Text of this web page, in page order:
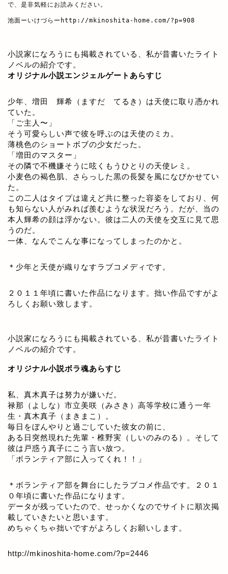
で、是非気軽にお読みください。
池面ーいけづらー http://mkinoshita-home.com/?p=908
小説家になろうにも掲載されている、私が昔書いたライト
ノベルの紹介です。
オリジナル小説エンジェルゲートあらすじ
少年、増田 輝希（ますだ てるき）は天使に取り憑かれ
ていた。
「ご主人〜」
そう可愛らしい声で彼を呼ぶのは天使のミカ。
薄桃色のショートボブの少女だった。
「増田のマスター」
その隣で不機嫌そうに呟くもうひとりの天使レミ。
小麦色の褐色肌、さらっした黒の長髪を風になびかせてい
た。
この二人はタイプは違えど共に整った容姿をしており、何
も知らない人がみれば羨むような状況だろう。だが、当の
本人輝希の顔は浮かない。彼は二人の天使を交互に見て思
うのだ。
一体、なんでこんな事になってしまったのかと。
＊少年と天使が織りなすラブコメディです。
２０１１年頃に書いた作品になります。拙い作品ですがよ
ろしくお願い致します。
小説家になろうにも掲載されている、私が昔書いたライト
ノベルの紹介です。
オリジナル小説ボラ魂あらすじ
私、真木真子は努力が嫌いだ。
禄那（よしな）市立美咲（みさき）高等学校に通う一年
生・真木真子（まきまこ）。
毎日をぼんやりと過ごしていた彼女の前に、
ある日突然現れた先輩・椎野実（しいのみのる）。そして
彼は戸惑う真子にこう言い放つ。
「ボランティア部に入ってくれ！！」
＊ボランティア部を舞台にしたラブコメ作品です。２０１
０年頃に書いた作品になります。
データが残っていたので、せっかくなのでサイトに順次掲
載していきたいと思います。
めちゃくちゃ拙いですがよろしくお願いします。
http://mkinoshita-home.com/?p=2446